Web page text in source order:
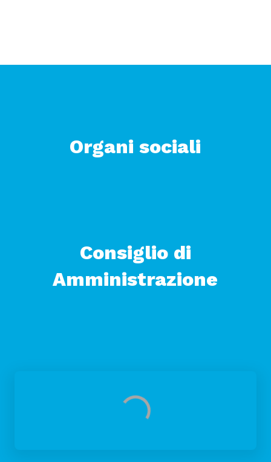
Organi sociali
Consiglio di
Amministrazione